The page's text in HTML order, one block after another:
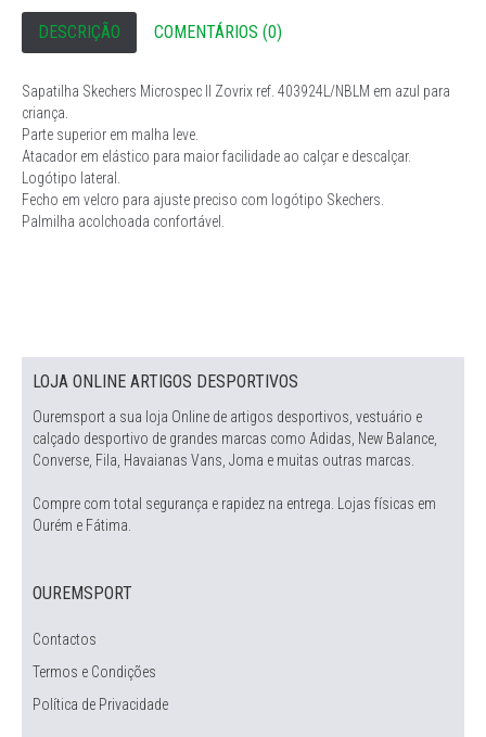
DESCRIÇÃO COMENTÁRIOS (0)
Sapatilha Skechers Microspec II Zovrix ref. 403924L/NBLM em azul para
criança.
Parte superior em malha leve.
Atacador em elástico para maior facilidade ao calçar e descalçar.
Logótipo lateral.
Fecho em velcro para ajuste preciso com logótipo Skechers.
Palmilha acolchoada confortável.
LOJA ONLINE ARTIGOS DESPORTIVOS
Ouremsport a sua loja Online de artigos desportivos, vestuário e
calçado desportivo de grandes marcas como Adidas, New Balance,
Converse, Fila, Havaianas Vans, Joma e muitas outras marcas.
Compre com total segurança e rapidez na entrega. Lojas físicas em
Ourém e Fátima.
OUREMSPORT
Contactos
Termos e Condições
Política de Privacidade